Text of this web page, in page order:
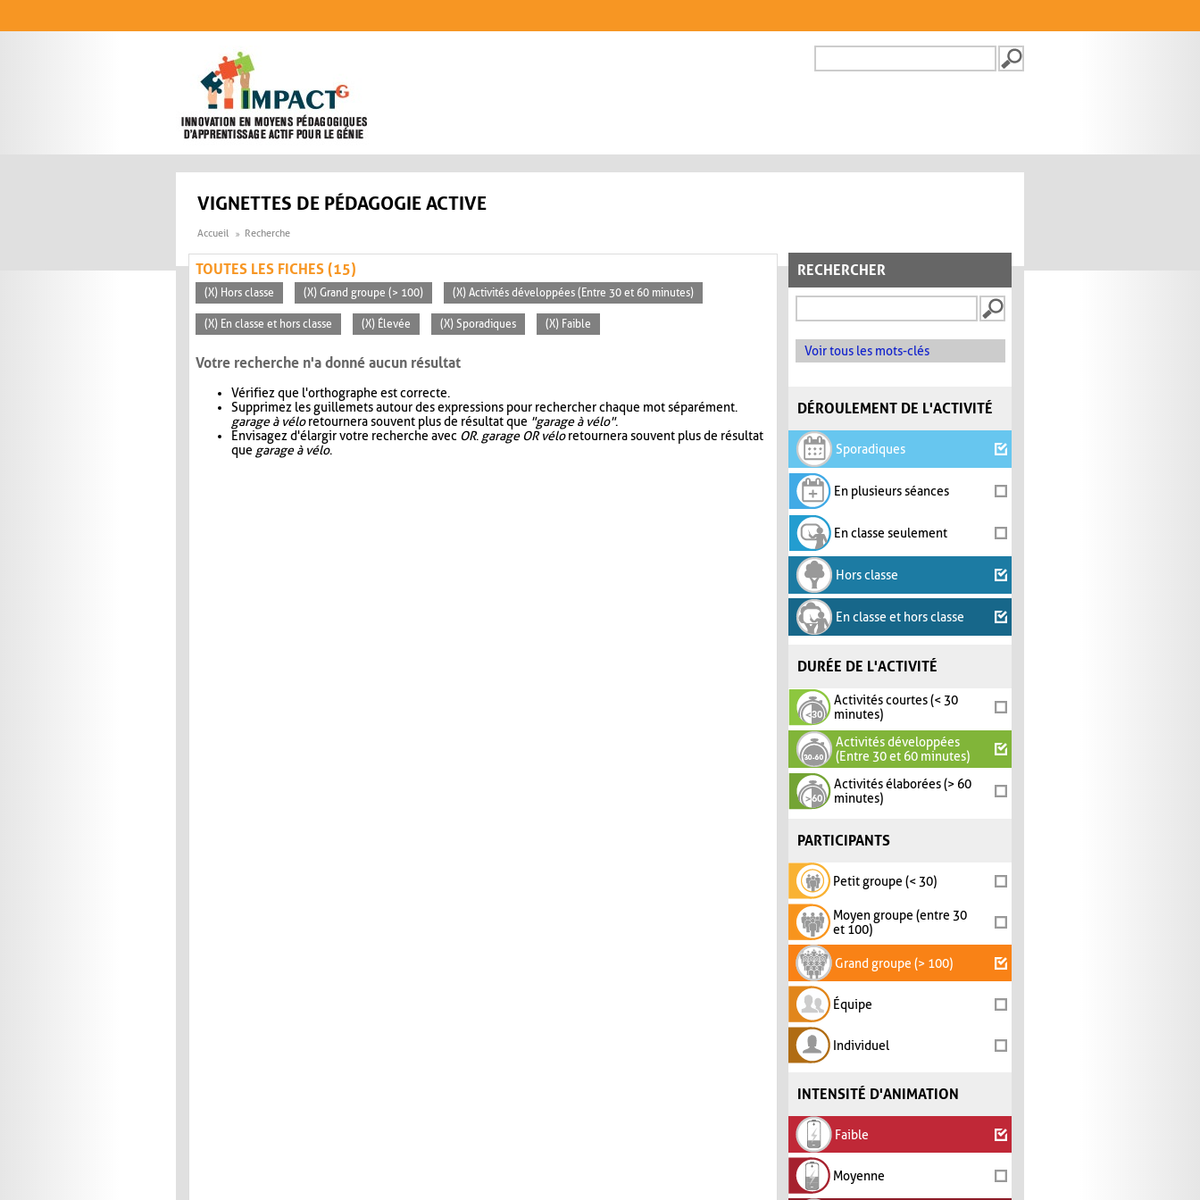
FORMULAIRE DE
VIGNETTES DE PÉDAGOGIE ACTIVE
Accueil Recherche
RECHERCHER
Voir tous les mots-clés
DÉROULEMENT DE L'ACTIVITÉ
Sporadiques
En plusieurs séances
En classe seulement
Hors classe
En classe et hors classe
DURÉE DE L'ACTIVITÉ
Activités courtes (< 30
minutes)
Activités développées
(Entre 30 et 60 minutes)
Activités élaborées (> 60
minutes)
PARTICIPANTS
Petit groupe (< 30)
Moyen groupe (entre 30
et 100)
Grand groupe (> 100)
Équipe
Individuel
INTENSITÉ D'ANIMATION
Faible
Moyenne
TOUTES LES FICHES (15)
(X) Hors classe (X) Grand groupe (> 100) (X) Activités développées (Entre 30 et 60 minutes)
(X) En classe et hors classe (X) Élevée (X) Sporadiques (X) Faible
Votre recherche n'a donné aucun résultat
Vérifiez que l'orthographe est correcte.
Supprimez les guillemets autour des expressions pour rechercher chaque mot séparément.
garage à véloretournera souvent plus de résultat que "garage à vélo".
Envisagez d'élargir votre recherche avec OR. garage OR véloretournera souvent plus de résultat
que garage à vélo.